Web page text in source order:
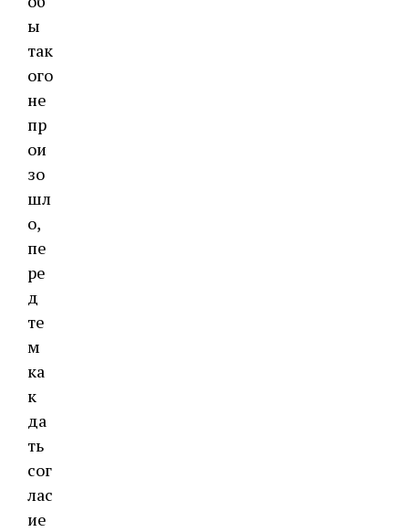
ы
так
ого
не
пр
ои
зо
шл
о,
пе
ре
д
те
м
ка
к
да
ть
сог
лас
ие